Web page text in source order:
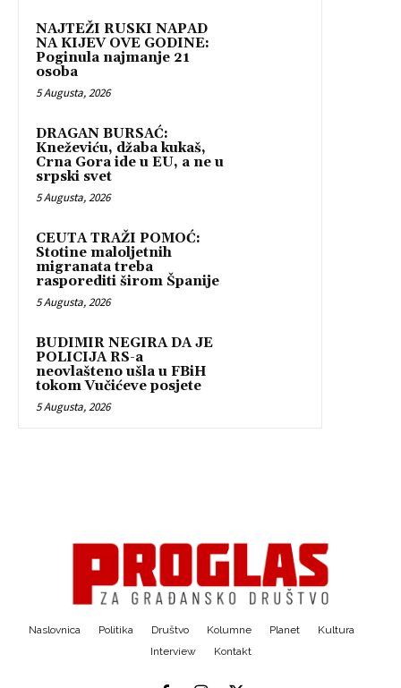
NAJTEŽI RUSKI NAPAD
NA KIJEV OVE GODINE:
Poginula najmanje 21
osoba
5 Augusta, 2026
DRAGAN BURSAĆ:
Kneževiću, džaba kukaš,
Crna Gora ide u EU, a ne u
srpski svet
5 Augusta, 2026
CEUTA TRAŽI POMOĆ:
Stotine maloljetnih
migranata treba
rasporediti širom Španije
5 Augusta, 2026
BUDIMIR NEGIRA DA JE
POLICIJA RS-a
neovlašteno ušla u FBiH
tokom Vučićeve posjete
5 Augusta, 2026
Naslovnica Politika Društvo Kolumne Planet
Kultura
Interview
Kontakt